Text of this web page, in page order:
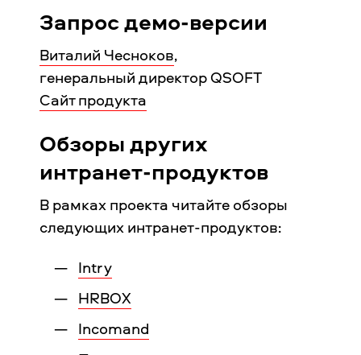
Запрос демо-версии
Виталий Чесноков,
генеральный директор QSOFT
Сайт продукта
Обзоры других
интранет-продуктов
В рамках проекта читайте обзоры
следующих интранет-продуктов:
Intry
HRBOX
Incomand